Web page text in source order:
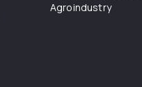
Agroindustry